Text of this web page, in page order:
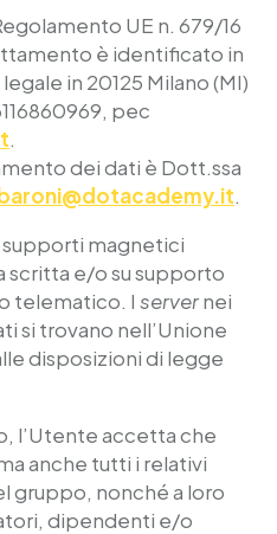
UE n. 679/16
è identificato in
in 20125 Milano (MI)
pec
.
dei dati è Dott.ssa
.
magnetici
scritta e/o su supporto
telematico. I servernei
si trovano nell’Unione
disposizioni di legge
l’Utente accetta che
anche tutti i relativi
gruppo, nonché a loro
dipendenti e/o